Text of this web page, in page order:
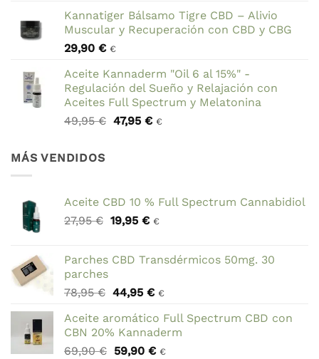
original
era:
69,90 €.
actual
es:
Kannatiger Bálsamo Tigre CBD – Alivio
Muscular y Recuperación con CBD y CBG
29,90 € €
Aceite Kannaderm "Oil 6 al 15%" -
Regulación del Sueño y Relajación con
Aceites Full Spectrum y Melatonina
49,95€ El
47,95 €El
€
MÁS VENDIDOS
Aceite CBD 10 % Full Spectrum Cannabidiol
27,95€ El
era:
19,95 €El
es:
€
Parches CBD Transdérmicos 50mg. 30
parches
78,95€ El
original
era:
78,95 €.
44,95 €El
actual
es:
44,95 €.
€
Aceite aromático Full Spectrum CBD con
CBN 20% Kannaderm
69,90€ El
59,90 €El
€